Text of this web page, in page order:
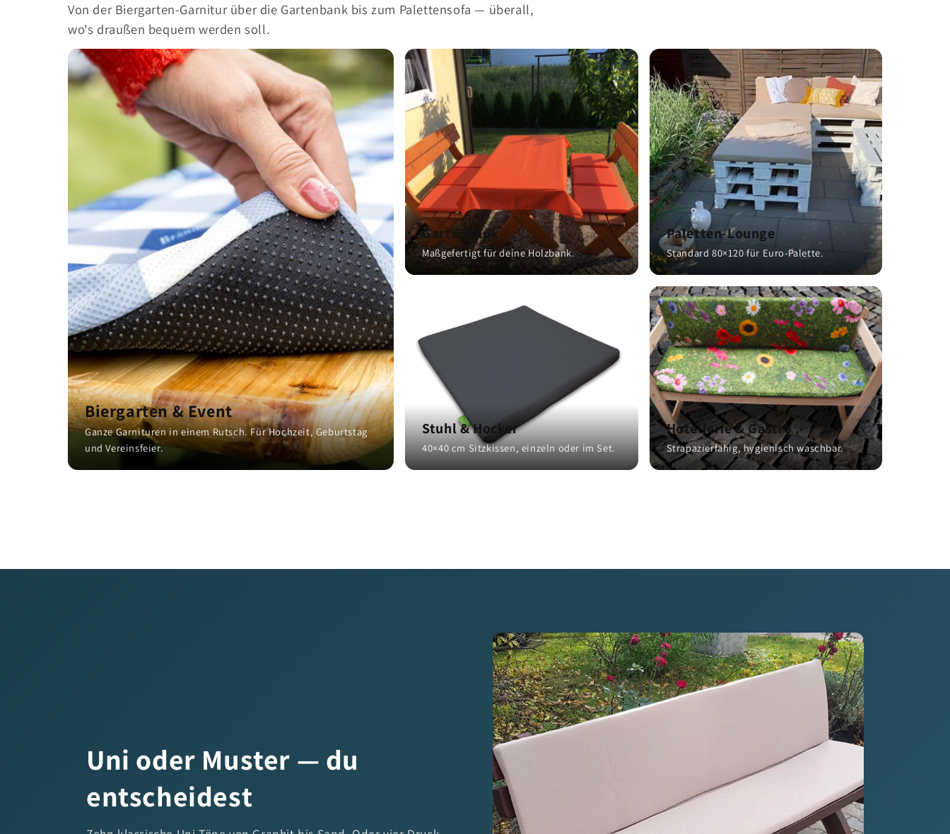
Von der Biergarten-Garnitur über die Gartenbank bis zum Palettensofa — überall,
wo's draußen bequem werden soll.
Biergarten & Event
Ganze Garnituren in einem Rutsch. Für Hochzeit, Geburtstag
und Vereinsfeier.
Gartenbank
Maßgefertigt für deine Holzbank.
Paletten-Lounge
Standard 80×120 für Euro-Palette.
Stuhl & Hocker
40×40 cm Sitzkissen, einzeln oder im Set.
Hotellerie & Gastro
Strapazierfähig, hygienisch waschbar.
Uni oder Muster — du
entscheidest